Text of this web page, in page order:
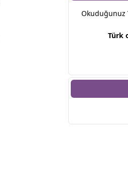
Okuduğunuz
Türk